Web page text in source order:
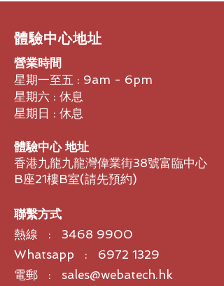
帶打造經久耐用的定制佩戴體驗。
​體驗中心地址
營業時間
星期一至五 : 9am - 6pm
星期六 : 休息
星期日 : 休息
體驗中心 地址
香港九龍九龍灣偉業街38號富臨中心
B座21樓B室​(請先預約)
聯繫方式
熱線 : 3468 9900
Whatsapp : 6972 1329
電郵 : sales@webatech.hk